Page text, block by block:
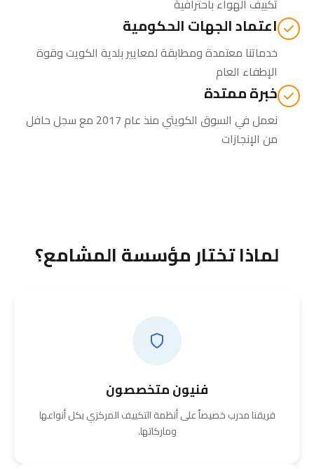
اعتماد الجهات الحكومية
خدماتنا معتمدة ومطابقة لمعايير بلدية الكويت وقوة
الإطفاء العام
خبرة ممتدة
نعمل في السوق الكويتي منذ عام 2017 مع سجل حافل
من الإنجازات
لماذا تختار مؤسسة المشامع؟
فنيون متخصصون
فريقنا مدرب خصيصاً على أنظمة التكييف المركزي بكل أنواعها
وماركاتها.